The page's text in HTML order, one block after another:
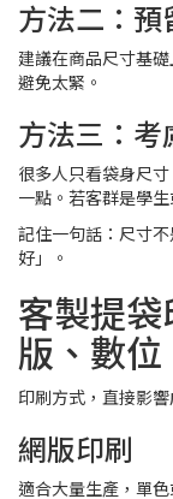
方法二：預
建議在商品尺寸基
避免太緊。
方法三：考
很多人只看袋身尺
一點。若客群是學
記住一句話：尺寸
好」。
客製提袋
版、數
印刷方式，直接影響
網版印刷
適合大量生產，單